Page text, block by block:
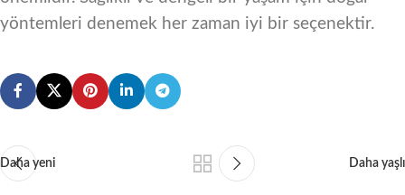
yöntemleri denemek her zaman iyi bir seçenektir.
Daha yeni Daha yaşlı